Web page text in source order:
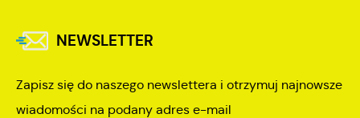
NEWSLETTER
Zapisz się do naszego newslettera i otrzymuj najnowsze
wiadomości na podany adres e-mail